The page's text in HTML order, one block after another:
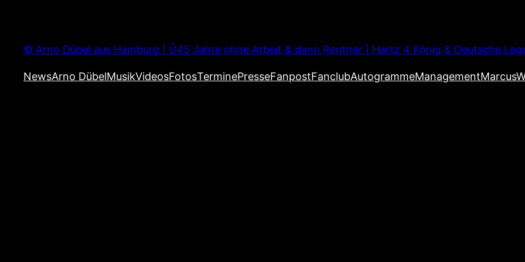
springen
© Arno Dübel aus Hamburg | Ü45 Jahre ohne Arbeit & dann Rentner | Hartz 4 König & Deutsche
NewsArno DübelMusikVideosFotosTerminePresseFanpostFanclubAutogrammeManagement